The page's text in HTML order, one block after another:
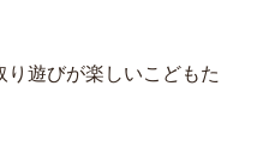
遊びが楽しいこどもた